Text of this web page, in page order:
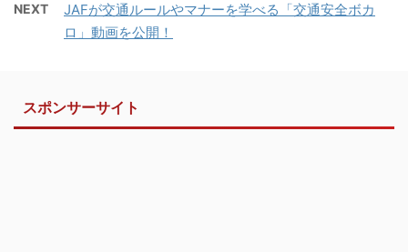
NEXT
JAFが交通ルールやマナーを学べる「交通安全ボカ
ロ」動画を公開！
スポンサーサイト